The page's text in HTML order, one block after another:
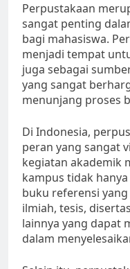
Perpustakaan
sangat penting
bagi mahasiswa.
menjadi tempat
juga sebagai
yang sangat
menunjang proses
Di Indonesia,
peran yang sangat
kegiatan akademik
kampus tidak
buku referensi
ilmiah, tesis,
lainnya yang dapat
dalam